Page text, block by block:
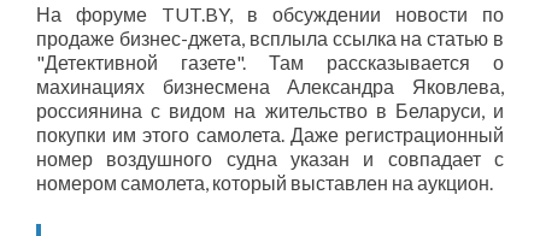
На форуме TUT.BY, в обсуждении новости по
продаже бизнес-джета, всплыла ссылка на статью в
"Детективной газете". Там рассказывается о
махинациях бизнесмена Александра Яковлева,
россиянина с видом на жительство в Беларуси, и
покупки им этого самолета. Даже регистрационный
номер воздушного судна указан и совпадает с
номером самолета, который выставлен на аукцион.